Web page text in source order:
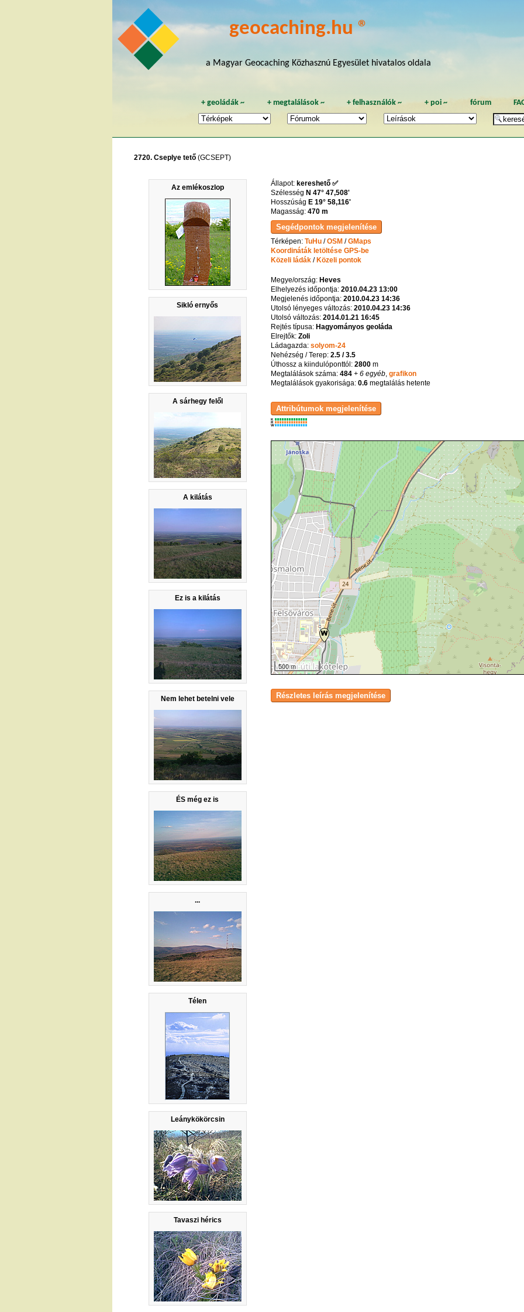
geocaching.hu ®
a Magyar Geocaching Közhasznú Egyesület hivatalos oldala
+geoládák ~ + megtalálások~ +felhasználók ~ + poi~ fórum
2720. Cseplye tető (GCSEPT)
Az emlékoszlop
Sikló ernyős
A sárhegy felől
A kilátás
Ez is a kilátás
Nem lehet betelni vele
ÉS még ez is
...
Télen
Leánykökörcsin
Tavaszi hérics
Állapot: kereshető ✅
Szélesség N 47° 47,508'
Hosszúság E 19° 58,116'
Magasság: 470 m
Térképen: TuHu/OSM /GMaps
Koordináták letöltése GPS-be
Közeli ládák/ Közeli pontok
Megye/ország: Heves
Elhelyezés időpontja: 2010.04.23 13:00
Megjelenés időpontja: 2010.04.23 14:36
Utolsó lényeges változás: 2010.04.23 14:36
Utolsó változás: 2014.01.21 16:45
Rejtés típusa: Hagyományos geoláda
Elrejtők: Zoli
Ládagazda: solyom-24
Nehézség / Terep: 2.5 / 3.5
Úthossz a kiindulóponttól: 2800m
Megtalálások száma: 484+ 6 egyéb, grafikon
Megtalálások gyakorisága: 0.6megtalálás hetente
K
R
W
500 m